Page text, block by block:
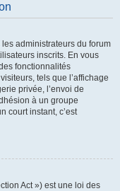
les administrateurs du forum
inscrits. En vous
fonctionnalités
tels que l’affichage
privée, l’envoi de
à un groupe
court instant, c’est
Act ») est une loi des